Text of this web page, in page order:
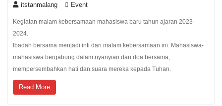
itstanmalang Event
Kegiatan malam kebersamaan mahasiswa baru tahun ajaran 2023-
2024.
Ibadah bersama menjadi inti dari malam kebersamaan ini. Mahasiswa-
mahasiswa bergabung dalam nyanyian dan doa bersama,
mempersembahkan hati dan suara mereka kepada Tuhan.
Read More